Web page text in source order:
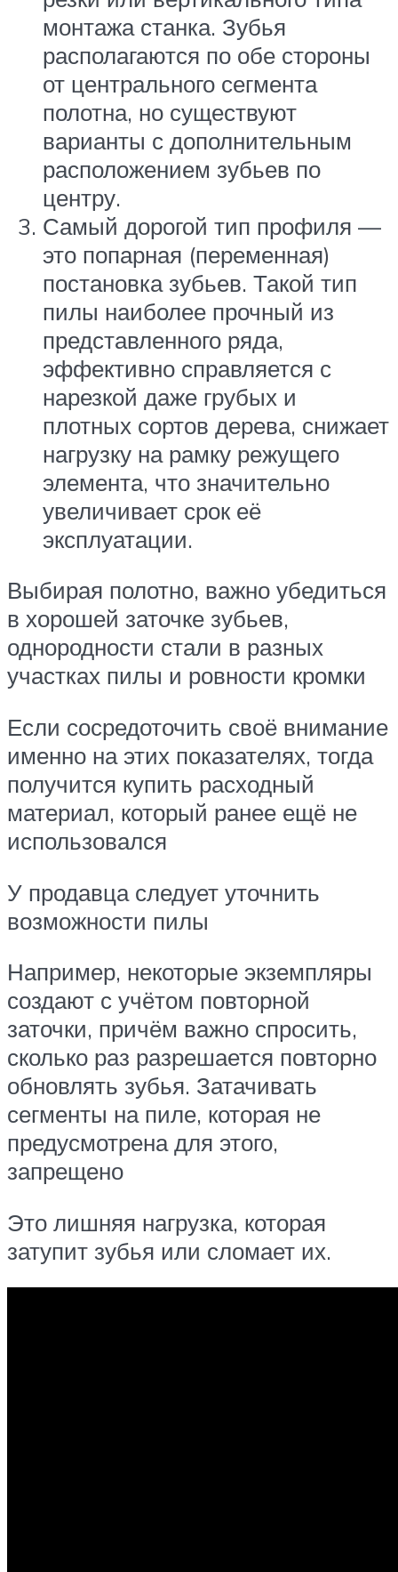
монтажа станка. Зубья
располагаются по обе стороны
от центрального сегмента
полотна, но существуют
варианты с дополнительным
расположением зубьев по
центру.
Самый дорогой тип профиля —
это попарная (переменная)
постановка зубьев. Такой тип
пилы наиболее прочный из
представленного ряда,
эффективно справляется с
нарезкой даже грубых и
плотных сортов дерева, снижает
нагрузку на рамку режущего
элемента, что значительно
увеличивает срок её
эксплуатации.
Выбирая полотно, важно убедиться
в хорошей заточке зубьев,
однородности стали в разных
участках пилы и ровности кромки
Если сосредоточить своё внимание
именно на этих показателях, тогда
получится купить расходный
материал, который ранее ещё не
использовался
У продавца следует уточнить
возможности пилы
Например, некоторые экземпляры
создают с учётом повторной
заточки, причём важно спросить,
сколько раз разрешается повторно
обновлять зубья. Затачивать
сегменты на пиле, которая не
предусмотрена для этого,
запрещено
Это лишняя нагрузка, которая
затупит зубья или сломает их.